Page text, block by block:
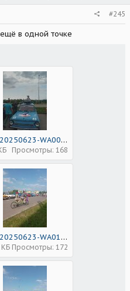
#245
в одной точке
IMG-20250623-WA0098.jpg
Просмотры: 168
IMG-20250623-WA0100.jpg
КБ Просмотры: 172